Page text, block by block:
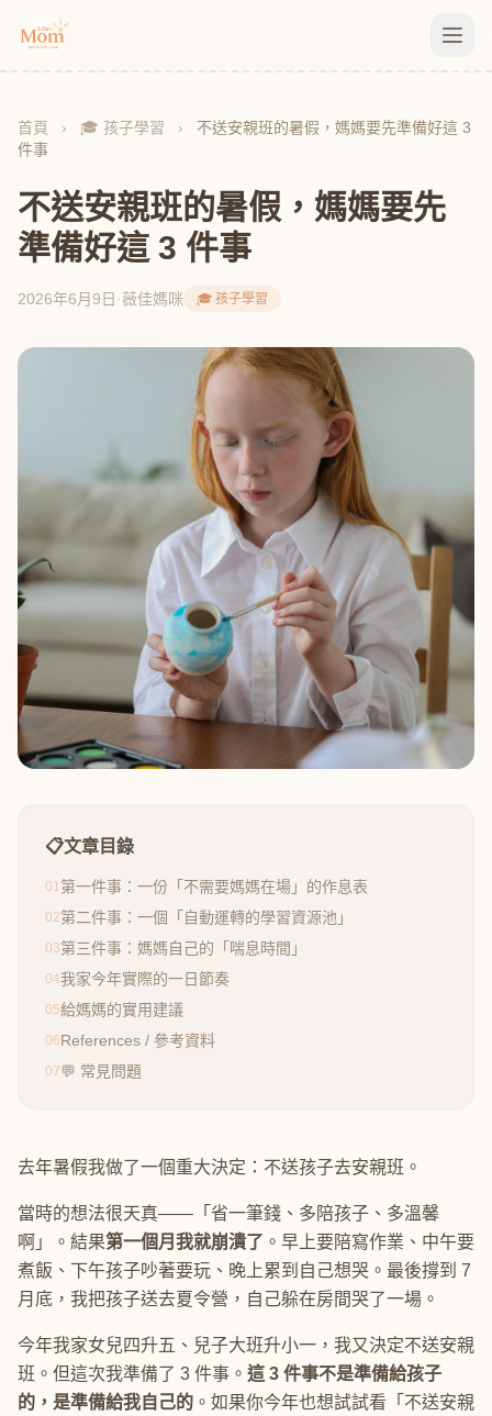
首頁 › 🎓 孩子學習 ›
不送安親班的暑假，媽媽要先準備好這 3
件事
不送安親班的暑假，媽媽要先
準備好這 3 件事
2026年6月9日 ·薇佳媽咪 🎓 孩子學習
📋文章目錄
01第一件事：一份「不需要媽媽在場」的作息表
02第二件事：一個「自動運轉的學習資源池」
03第三件事：媽媽自己的「喘息時間」
04我家今年實際的一日節奏
05給媽媽的實用建議
06References / 參考資料
07💬 常見問題
去年暑假我做了一個重大決定：不送孩子去安親班。
當時的想法很天真——「省一筆錢、多陪孩子、多溫馨
啊」。結果第一個月我就崩潰了 。早上要陪寫作業、中午要
煮飯、下午孩子吵著要玩、晚上累到自己想哭。最後撐到 7
月底，我把孩子送去夏令營，自己躲在房間哭了一場。
今年我家女兒四升五、兒子大班升小一，我又決定不送安親
班。但這次我準備了 3 件事。 這 3 件事不是準備給孩子
的，是準備給我自己的 。如果你今年也想試試看「不送安親